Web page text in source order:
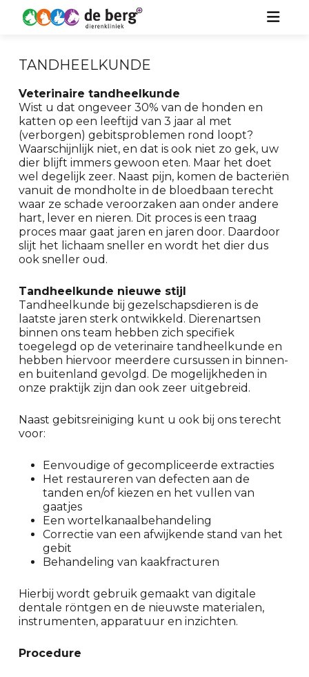
HOND
KAT
PAARD
KONIJN & KNAAGDIER
OVER ONS
KIDS
NIEUWS
CONTACT
TANDHEELKUNDE
Veterinaire tandheelkunde
Wist u dat ongeveer 30% van de honden en
katten op een leeftijd van 3 jaar al met
(verborgen) gebitsproblemen rond loopt?
Waarschijnlijk niet, en dat is ook niet zo gek, uw
dier blijft immers gewoon eten. Maar het doet
wel degelijk zeer. Naast pijn, komen de bacteriën
vanuit de mondholte in de bloedbaan terecht
waar ze schade veroorzaken aan onder andere
hart, lever en nieren. Dit proces is een traag
proces maar gaat jaren en jaren door. Daardoor
slijt het lichaam sneller en wordt het dier dus
ook sneller oud.
Tandheelkunde nieuwe stijl
Tandheelkunde bij gezelschapsdieren is de
laatste jaren sterk ontwikkeld. Dierenartsen
binnen ons team hebben zich specifiek
toegelegd op de veterinaire tandheelkunde en
hebben hiervoor meerdere cursussen in binnen-
en buitenland gevolgd. De mogelijkheden in
onze praktijk zijn dan ook zeer uitgebreid.
Naast gebitsreiniging kunt u ook bij ons terecht
voor:
Eenvoudige of gecompliceerde extracties
Het restaureren van defecten aan de
tanden en/of kiezen en het vullen van
gaatjes
Een wortelkanaalbehandeling
Correctie van een afwijkende stand van het
gebit
Behandeling van kaakfracturen
Hierbij wordt gebruik gemaakt van digitale
dentale röntgen en de nieuwste materialen,
instrumenten, apparatuur en inzichten.
Procedure